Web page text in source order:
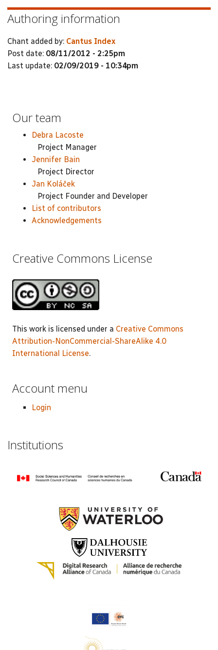
Authoring information
Chant added by: Cantus Index
Post date: 08/11/2012 - 2:25pm
Last update: 02/09/2019 - 10:34pm
Our team
Debra Lacoste
Project Manager
Jennifer Bain
Project Director
Jan Koláček
Project Founder and Developer
List of contributors
Acknowledgements
Creative Commons License
This work is licensed under a Creative Commons
Attribution-NonCommercial-ShareAlike 4.0
International License.
Account menu
Login
Institutions